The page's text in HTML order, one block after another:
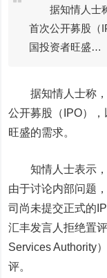
据知情人士称
首次公开募股（
国投资者旺盛…
据知情人士称
公开募股（IPO）
旺盛的需求。
知情人士表示，
由于讨论内部问题
司尚未提交正式的
汇丰发言人拒绝置
Services Authority
评。